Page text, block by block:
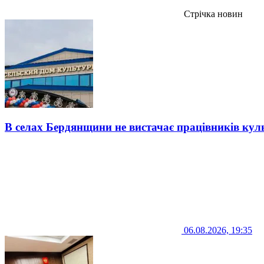
Стрічка новин
В селах Бердянщини не вистачає працівників
06.08.2026, 19:35